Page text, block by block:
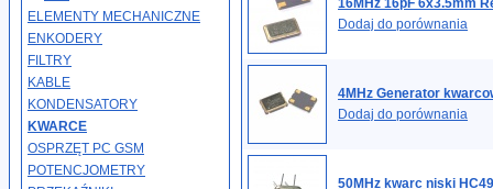
ELEMENTY MECHANICZNE
ENKODERY
FILTRY
KABLE
KONDENSATORY
KWARCE
OSPRZĘT PC GSM
POTENCJOMETRY
16MHz 16pF 6x3.5mm
Dodaj do porównania
4MHz Generator
Dodaj do porównania
50MHz kwarc niski